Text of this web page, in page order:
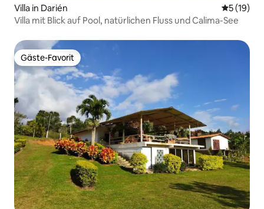
Villa in Darién
5 (19)
Villa mit Blick auf Pool, natürlichen Fluss und Calima-See
Gäste-Favorit
Gäste-Favorit